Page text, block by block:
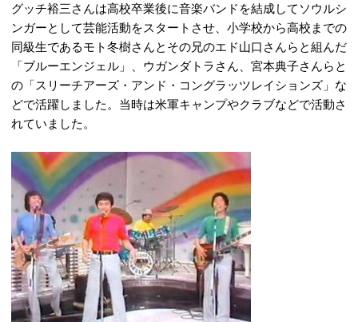
グッチ裕三さんは高校卒業後に音楽バンドを結成してソウルシ
ンガーとして芸能活動をスタートさせ、小学校から高校までの
同級生であるモト冬樹さんとその兄のエド山口さんらと組んだ
「ブルーエンジェル」、ウガンダトラさん、宮本典子さんらと
の「スリーチアーズ・アンド・コングラッツレイションズ」な
どで活躍しました。当時は米軍キャンプやクラブなどで活動さ
れていました。